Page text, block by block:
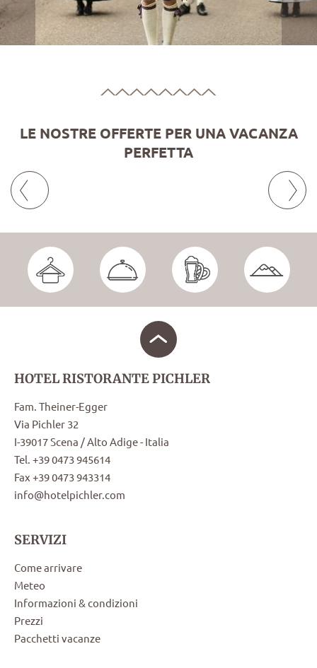
LE NOSTRE OFFERTE PER UNA VACANZA
PERFETTA
HOTEL RISTORANTE PICHLER
Fam. Theiner-Egger
Via Pichler 32
I-39017 Scena / Alto Adige - Italia
Tel. +39 0473 945614
Fax +39 0473 943314
info@hotelpichler.com
SERVIZI
Come arrivare
Meteo
Informazioni & condizioni
Prezzi
Pacchetti vacanze